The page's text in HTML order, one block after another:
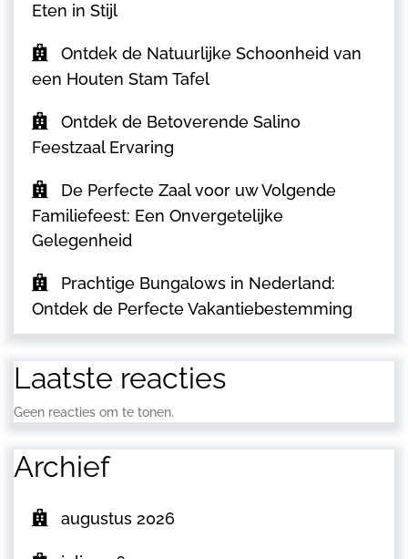
Eten in Stijl
Ontdek de Natuurlijke Schoonheid van
een Houten Stam Tafel
Ontdek de Betoverende Salino
Feestzaal Ervaring
De Perfecte Zaal voor uw Volgende
Familiefeest: Een Onvergetelijke
Gelegenheid
Prachtige Bungalows in Nederland:
Ontdek de Perfecte Vakantiebestemming
Laatste reacties
Geen reacties om te tonen.
Archief
augustus 2026